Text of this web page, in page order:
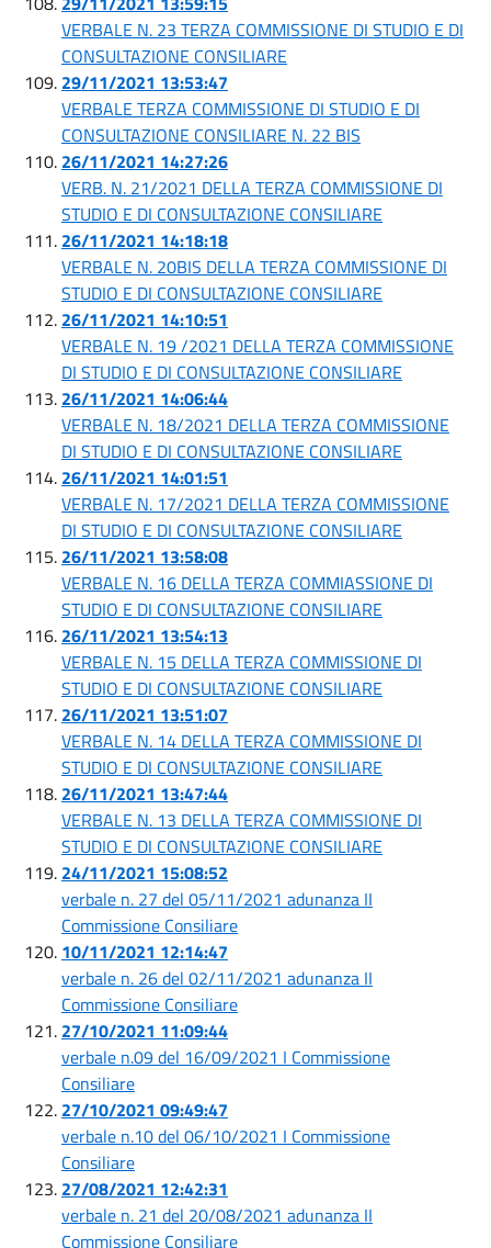
VERBALE N. 23 TERZA COMMISSIONE DI STUDIO E DI
CONSULTAZIONE CONSILIARE
29/11/2021 13:53:47
VERBALE TERZA COMMISSIONE DI STUDIO E DI
CONSULTAZIONE CONSILIARE N. 22 BIS
26/11/2021 14:27:26
VERB. N. 21/2021 DELLA TERZA COMMISSIONE DI
STUDIO E DI CONSULTAZIONE CONSILIARE
26/11/2021 14:18:18
VERBALE N. 20BIS DELLA TERZA COMMISSIONE DI
STUDIO E DI CONSULTAZIONE CONSILIARE
26/11/2021 14:10:51
VERBALE N. 19 /2021 DELLA TERZA COMMISSIONE
DI STUDIO E DI CONSULTAZIONE CONSILIARE
26/11/2021 14:06:44
VERBALE N. 18/2021 DELLA TERZA COMMISSIONE
DI STUDIO E DI CONSULTAZIONE CONSILIARE
26/11/2021 14:01:51
VERBALE N. 17/2021 DELLA TERZA COMMISSIONE
DI STUDIO E DI CONSULTAZIONE CONSILIARE
26/11/2021 13:58:08
VERBALE N. 16 DELLA TERZA COMMIASSIONE DI
STUDIO E DI CONSULTAZIONE CONSILIARE
26/11/2021 13:54:13
VERBALE N. 15 DELLA TERZA COMMISSIONE DI
STUDIO E DI CONSULTAZIONE CONSILIARE
26/11/2021 13:51:07
VERBALE N. 14 DELLA TERZA COMMISSIONE DI
STUDIO E DI CONSULTAZIONE CONSILIARE
26/11/2021 13:47:44
VERBALE N. 13 DELLA TERZA COMMISSIONE DI
STUDIO E DI CONSULTAZIONE CONSILIARE
24/11/2021 15:08:52
verbale n. 27 del 05/11/2021 adunanza II
Commissione Consiliare
10/11/2021 12:14:47
verbale n. 26 del 02/11/2021 adunanza II
Commissione Consiliare
27/10/2021 11:09:44
verbale n.09 del 16/09/2021 I Commissione
Consiliare
27/10/2021 09:49:47
verbale n.10 del 06/10/2021 I Commissione
Consiliare
27/08/2021 12:42:31
verbale n. 21 del 20/08/2021 adunanza II
Commissione Consiliare